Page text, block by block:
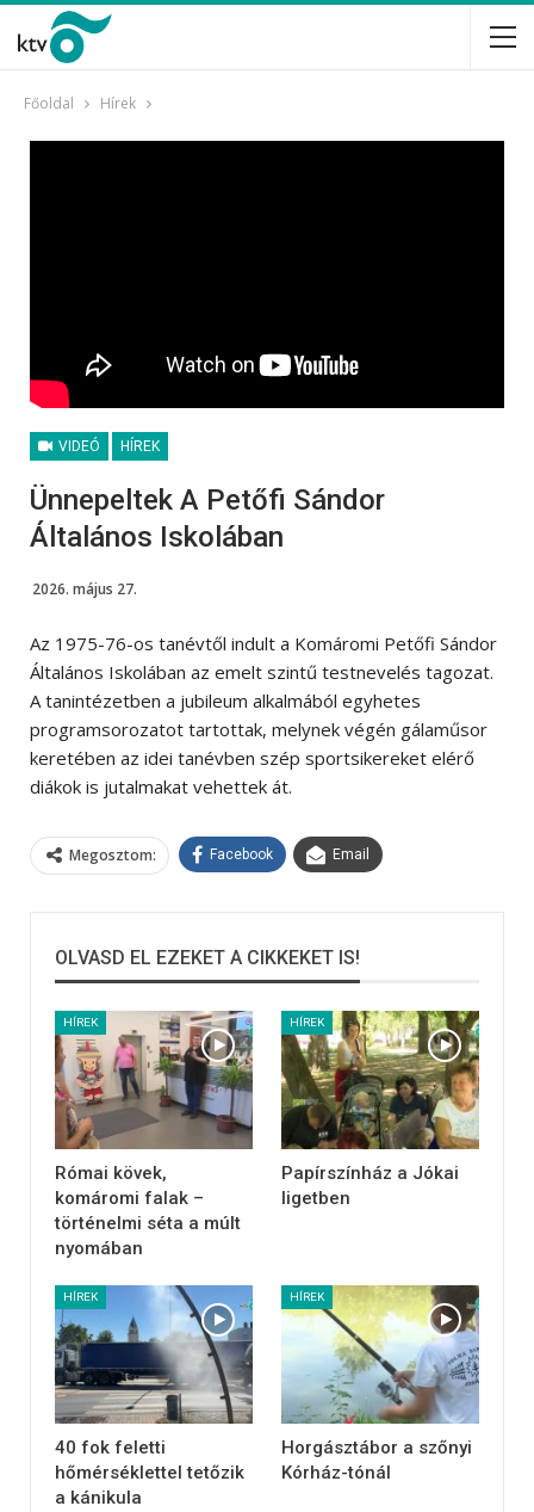
Főoldal Hírek
VIDEÓ HÍREK
Ünnepeltek A Petőfi Sándor
Általános Iskolában
2026. május 27.
Az 1975-76-os tanévtől indult a Komáromi Petőfi Sándor
Általános Iskolában az emelt szintű testnevelés tagozat.
A tanintézetben a jubileum alkalmából egyhetes
programsorozatot tartottak, melynek végén gálaműsor
keretében az idei tanévben szép sportsikereket elérő
diákok is jutalmakat vehettek át.
Megosztom: Facebook Email
OLVASD EL EZEKET A CIKKEKET IS!
HÍREK
Római kövek,
komáromi falak –
történelmi séta a múlt
nyomában
HÍREK
Papírszínház a Jókai
ligetben
HÍREK
40 fok feletti
hőmérséklettel tetőzik
a kánikula
HÍREK
Horgásztábor a szőnyi
Kórház-tónál